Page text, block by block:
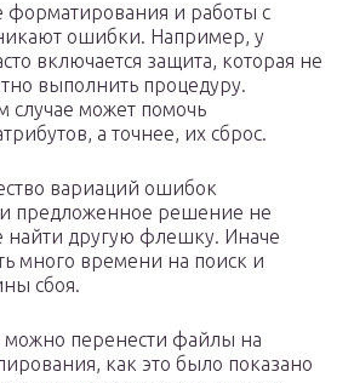
форматирования и работы с
ошибки. Например, у
включается защита, которая не
выполнить процедуру.
случае может помочь
а точнее, их сброс.
вариаций ошибок
предложенное решение не
найти другую флешку. Иначе
много времени на поиск и
сбоя.
можно перенести файлы на
как это было показано